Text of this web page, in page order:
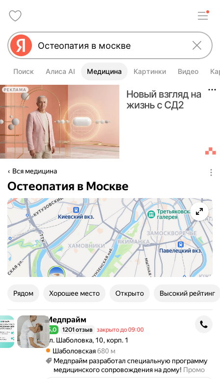
Поиск Алиса AI Медицина Картинки Видео
РЕКЛАМА
Вся медицина
Остеопатия в Москве
Рядом Хорошее место Открыто Высокий рейтинг
Медпрайм Медпрайм
Рейтинг 5,0 из 5
5,0 1201 отзыв закрыто до 09:00
Адрес: ул. Шаболовка, 10, корп. 1 .
ул. Шаболовка, 10, корп. 1
Метро Шаболовская Расстояние 680 м
Шаболовская 680 м
Медпрайм разработал специальную программу
медицинского сопровождения на дому! Промо